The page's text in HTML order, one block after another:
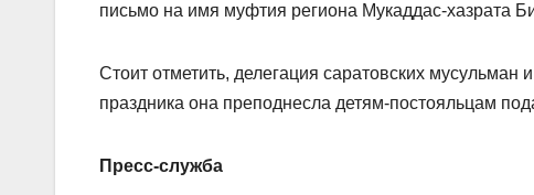
письмо на имя муфтия региона Мукаддас-хазрата
Стоит отметить, делегация саратовских мусульман
праздника она преподнесла детям-постояльцам
Пресс-служба